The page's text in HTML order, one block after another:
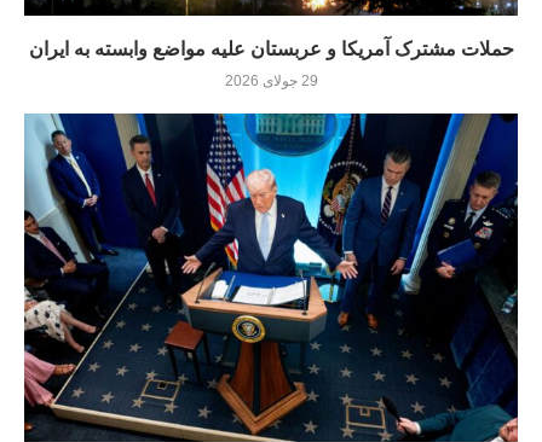
حملات مشترک آمریکا و عربستان علیه مواضع وابسته به ایران
29 جولای 2026